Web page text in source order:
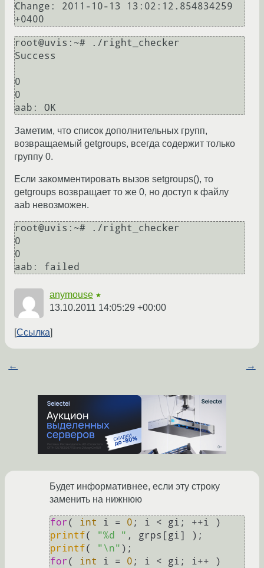
Change: 2011-10-13 13:02:12.854834259
root@uvis:~# ./right_checker
Success
0
0
Заметим, что список дополнительных групп,
возвращаемый getgroups, всегда содержит только
группу 0.
Если закомментировать вызов setgroups(), то
getgroups возвращает то же 0, но доступ к файлу
aab невозможен.
root@uvis:~# ./right_checker
0
0
anymouse ★
13.10.2011 14:05:29 +00:00
Ссылка
← →
Будет информативнее, если эту строку
заменить на нижнюю
for ( int i = 0
printf( "%d "
printf( "\n"
for ( int i = 0